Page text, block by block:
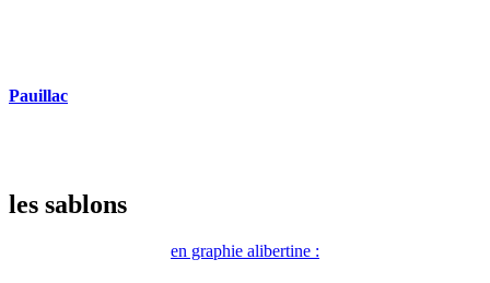
Pauillac
les sablons
en graphie alibertine :